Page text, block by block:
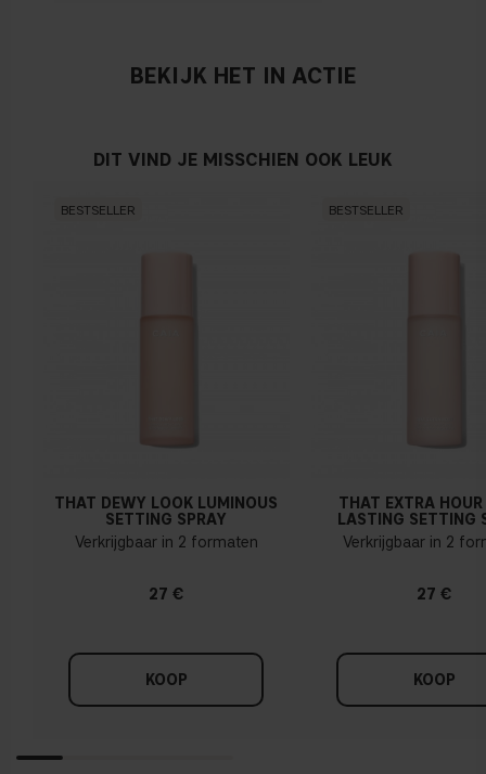
BEKIJK HET IN ACTIE
DIT VIND JE MISSCHIEN OOK LEUK
BESTSELLER
THAT DEWY LOOK LUMINOUS
SETTING SPRAY
Verkrijgbaar in 2 formaten
27 €
KOOP
BESTSELLER
THAT EXTRA
LASTING SETTING
Verkrijgbaar in 2
27 €
KOOP